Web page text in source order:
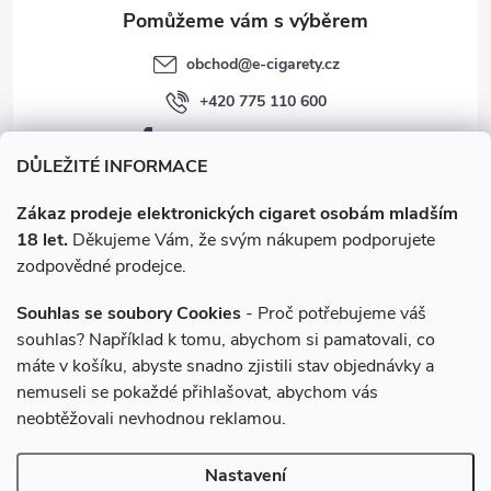
DŮLEŽITÉ INFORMACE
Zákaz prodeje elektronických cigaret osobám mladším
18 let. Děkujeme Vám, že svým nákupem podporujete
zodpovědné prodejce.
Souhlas se soubory Cookies - Proč potřebujeme váš
souhlas? Například k tomu, abychom si pamatovali, co
máte v košíku, abyste snadno zjistili stav objednávky a
nemuseli se pokaždé přihlašovat, abychom vás
neobtěžovali nevhodnou reklamou.
Nastavení
p
i
s
u
obchod@e-cigarety.cz
+420 775 110 600
Instagram
e-cigarety.cz. Všechna práva vyhrazena.